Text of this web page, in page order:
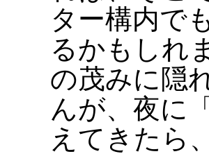
ター構内で
るかもしれ
の茂みに隠
んが、夜に
えてきたら